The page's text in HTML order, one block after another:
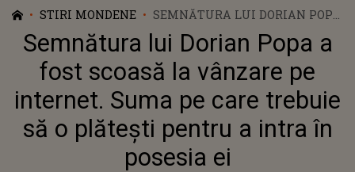
STIRI MONDENE
SEMNĂTURA LUI DORIAN POPA
A FOST SCOASĂ LA VÂNZARE PE
INTERNET. SUMA PE CARE
TREBUIE SĂ O PLĂTEȘTI
PENTRU A INTRA ÎN POSESIA EI
Semnătura lui Dorian Popa a
fost scoasă la vânzare pe
internet. Suma pe care trebuie
să o plătești pentru a intra în
posesia ei